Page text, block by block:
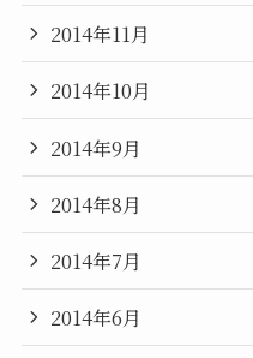
2014年11月
2014年10月
2014年9月
2014年8月
2014年7月
2014年6月